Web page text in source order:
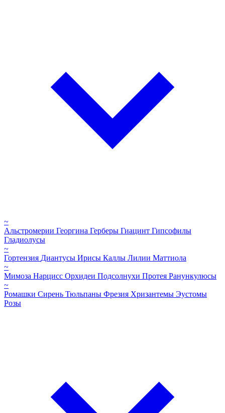
~
Альстромерии Георгина Герберы Гиацинт Гипсофилы
Гладиолусы
~
Гортензия Диантусы Ирисы Каллы Лилии Маттиола
~
Мимоза Нарцисс Орхидеи Подсолнухи Протея Ранункулюсы
~
Ромашки Сирень Тюльпаны Фрезия Хризантемы Эустомы
Розы